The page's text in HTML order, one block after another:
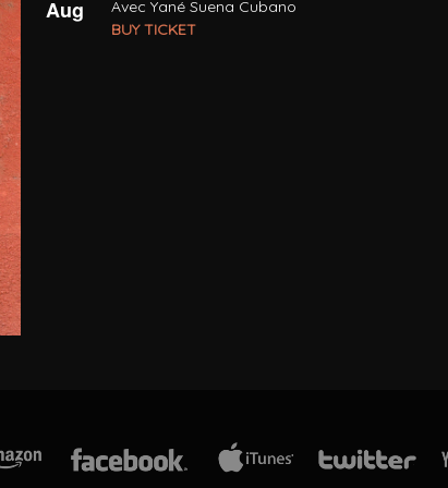
Aug
Avec Yané Suena Cubano
BUY TICKET